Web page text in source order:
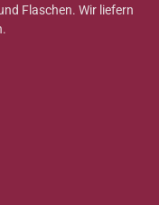
Flaschen. Wir liefern